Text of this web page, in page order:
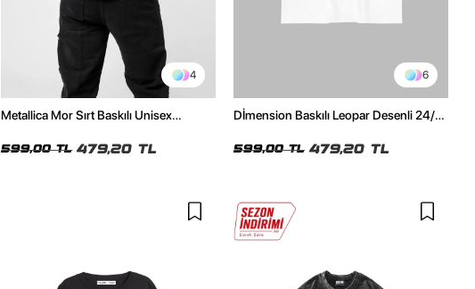
4
Metallica Mor Sırt Baskılı Unisex
599,00 TL 479,20 TL
6
Dİmension Baskılı Leopar Desenli 24/1
599,00 TL 479,20 TL